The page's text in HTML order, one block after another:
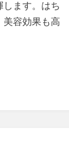
します。はち
美容効果も高